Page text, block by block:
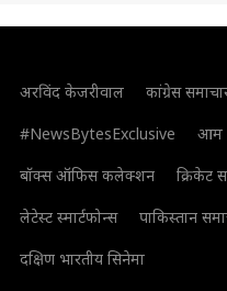
अरविंद केजरीवाल कांग्रेस
#NewsBytesExclusive
आम
बॉक्स ऑफिस कलेक्शन
क्रिकेट
लेटेस्ट स्मार्टफोन्स
पाकिस्तान
दक्षिण भारतीय सिनेमा